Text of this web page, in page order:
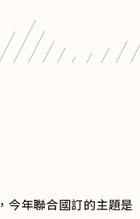
，今年聯合國訂的主題是